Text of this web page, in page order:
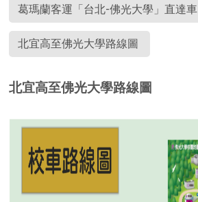
葛瑪蘭客運「台北-佛光大學」直達車
北宜高至佛光大學路線圖
北宜高至佛光大學路線圖